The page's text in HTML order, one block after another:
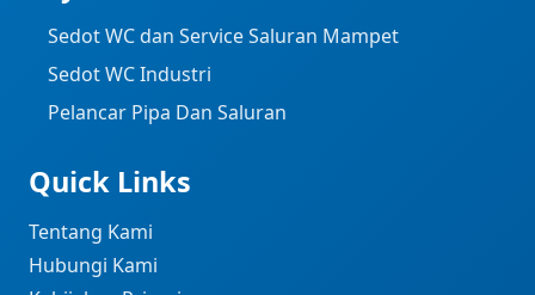
Sedot WC dan Service Saluran Mampet
Sedot WC Industri ​
Pelancar Pipa Dan Saluran
Quick Links
Tentang Kami
Hubungi Kami